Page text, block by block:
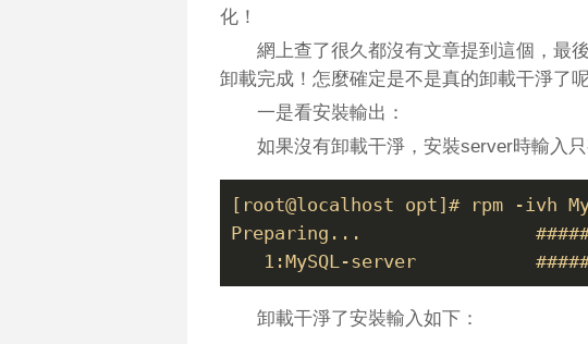
化！
網上查了很久都沒有文章提到這個，最
卸載完成！怎麼確定是不是真的卸載干淨了
一是看安裝輸出：
如果沒有卸載干淨，安裝server時輸入只
[root@localhost opt]# rpm -ivh
Preparing...
1:MySQL-server
卸載干淨了安裝輸入如下：